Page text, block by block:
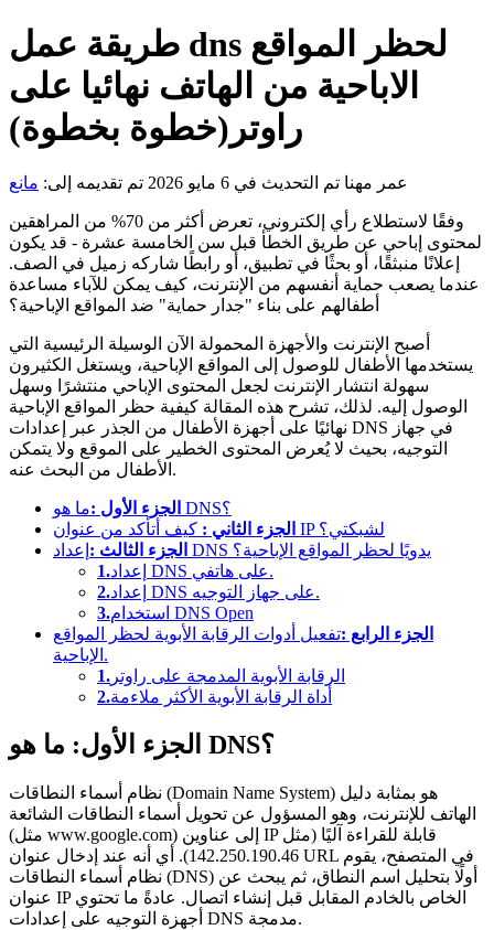
طريقة عمل dns لحظر المواقع
الاباحية من الهاتف نهائيا على
راوتر(خطوة بخطوة)
عمر مهنا تم التحديث في 6 مايو 2026 تم تقديمه إلى: مانع
وفقًا لاستطلاع رأي إلكتروني، تعرض أكثر من 70% من المراهقين
لمحتوى إباحي عن طريق الخطأ قبل سن الخامسة عشرة - قد يكون
إعلانًا منبثقًا، أو بحثًا في تطبيق، أو رابطًا شاركه زميل في الصف.
عندما يصعب حماية أنفسهم من الإنترنت، كيف يمكن للآباء مساعدة
أطفالهم على بناء "جدار حماية" ضد المواقع الإباحية؟
أصبح الإنترنت والأجهزة المحمولة الآن الوسيلة الرئيسية التي
يستخدمها الأطفال للوصول إلى المواقع الإباحية، ويستغل الكثيرون
سهولة انتشار الإنترنت لجعل المحتوى الإباحي منتشرًا وسهل
الوصول إليه. لذلك، تشرح هذه المقالة كيفية حظر المواقع الإباحية
نهائيًا على أجهزة الأطفال من الجذر عبر إعدادات DNS في جهاز
التوجيه، بحيث لا يُعرض المحتوى الخطير على الموقع ولا يتمكن
الأطفال من البحث عنه.
الجزء الأول :
ما هو DNS؟
الجزء الثاني :
كيف أتأكد من عنوان IP لشبكتي؟
الجزء الثالث :
إعداد DNS يدويًا لحظر المواقع الإباحية؟
1.
إعداد DNS على هاتفي.
2.
إعداد DNS على جهاز التوجيه.
3.
استخدام DNS Open
الجزء الرابع :تفعيل أدوات الرقابة الأبوية لحظر المواقع
الإباحية.
1. الرقابة الأبوية المدمجة على راوتر
2.أداة الرقابة الأبوية الأكثر ملاءمة
الجزء الأول: ما هو DNS؟
نظام أسماء النطاقات (Domain Name System) هو بمثابة دليل
الهاتف للإنترنت، وهو المسؤول عن تحويل أسماء النطاقات الشائعة
(مثل www.google.com) إلى عناوين IP قابلة للقراءة آليًا (مثل
142.250.190.46). أي أنه عند إدخال عنوان URL في المتصفح، يقوم
نظام أسماء النطاقات (DNS) أولًا بتحليل اسم النطاق، ثم يبحث عن
عنوان IP الخاص بالخادم المقابل قبل إنشاء اتصال. عادةً ما تحتوي
أجهزة التوجيه على إعدادات DNS مدمجة.